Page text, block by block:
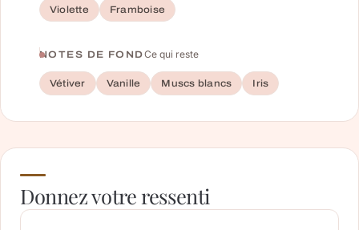
Violette Framboise
NOTES DE FONDCe qui reste
Vétiver Vanille Muscs blancs Iris
Donnez votre ressenti